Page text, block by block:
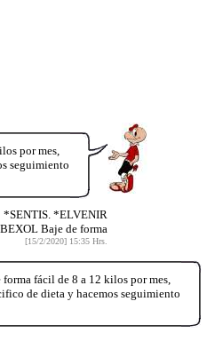
por mes,
seguimiento
*SENTIS. *ELVENIR
Baje de forma
[15/2/2020] 15:35 Hrs.
fácil de 8 a 12 kilos por mes,
de dieta y hacemos seguimiento